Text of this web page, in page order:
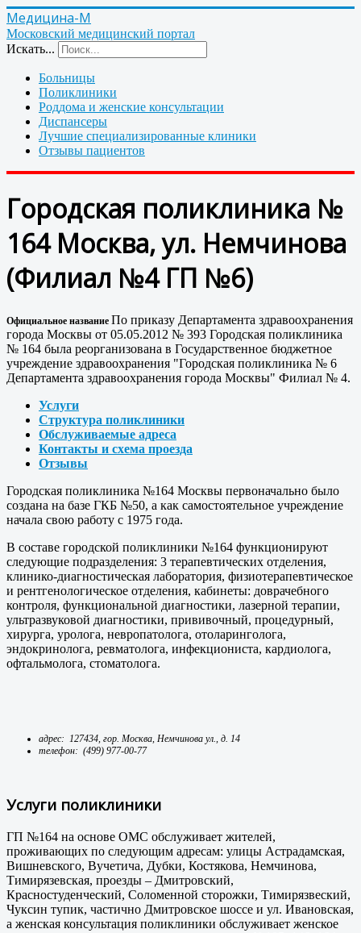
Медицина-М
Московский медицинский портал
Искать...
Больницы
Поликлиники
Роддома и женские консультации
Диспансеры
Лучшие специализированные клиники
Отзывы пациентов
Городская поликлиника №
164 Москва, ул. Немчинова
(Филиал №4 ГП №6)
Официальное название По приказу Департамента здравоохранения
города Москвы от 05.05.2012 № 393 Городская поликлиника
№ 164 была реорганизована в Государственное бюджетное
учреждение здравоохранения "Городская поликлиника № 6
Департамента здравоохранения города Москвы" Филиал № 4.
Услуги
Структура поликлиники
Обслуживаемые адреса
Контакты и схема проезда
Отзывы
Городская поликлиника №164 Москвы первоначально было
создана на базе ГКБ №50, а как самостоятельное учреждение
начала свою работу с 1975 года.
В составе городской поликлиники №164 функционируют
следующие подразделения: 3 терапевтических отделения,
клинико-диагностическая лаборатория, физиотерапевтическое
и рентгенологическое отделения, кабинеты: доврачебного
контроля, функциональной диагностики, лазерной терапии,
ультразвуковой диагностики, прививочный, процедурный,
хирурга, уролога, невропатолога, отоларинголога,
эндокринолога, ревматолога, инфекциониста, кардиолога,
офтальмолога, стоматолога.
адрес: 127434, гор. Москва, Немчинова ул., д. 14
телефон: (499) 977-00-77
Услуги поликлиники
ГП №164 на основе ОМС обслуживает жителей,
проживающих по следующим адресам: улицы Астрадамская,
Вишневского, Вучетича, Дубки, Костякова, Немчинова,
Тимирязевская, проезды – Дмитровский,
Красностуденческий, Соломенной сторожки, Тимирязвеский,
Чуксин тупик, частично Дмитровское шоссе и ул. Ивановская,
а женская консультация поликлиники обслуживает женское